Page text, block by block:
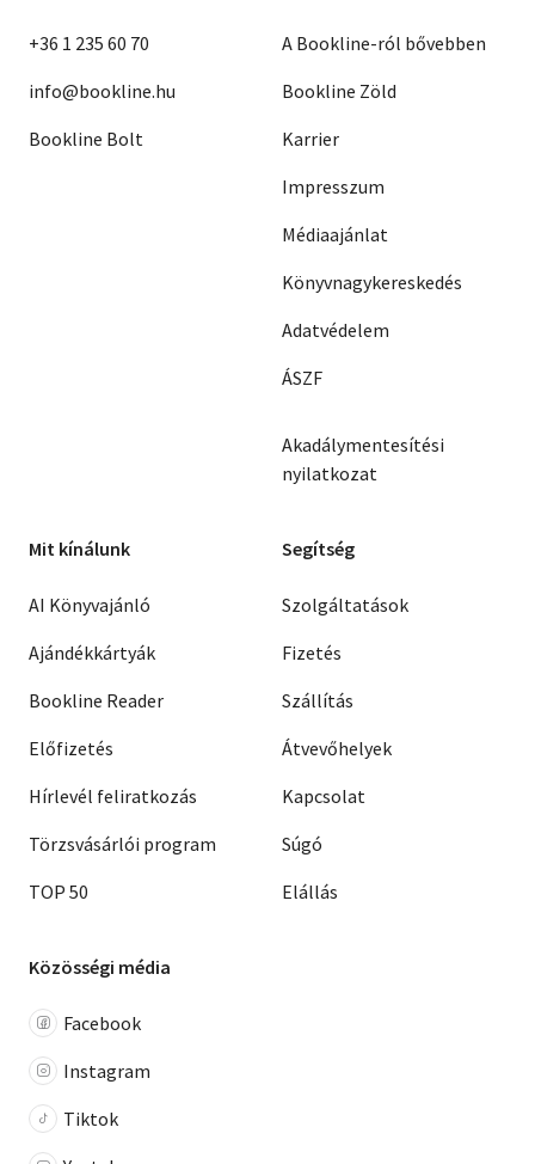
+36 1 235 60 70
info@bookline.hu
Bookline Bolt
A Bookline-ról bővebben
Bookline Zöld
Karrier
Impresszum
Médiaajánlat
Könyvnagykereskedés
Adatvédelem
ÁSZF
Akadálymentesítési
nyilatkozat
Mit kínálunk
AI Könyvajánló
Ajándékkártyák
Bookline Reader
Előfizetés
Hírlevél feliratkozás
Törzsvásárlói program
TOP 50
Segítség
Szolgáltatások
Fizetés
Szállítás
Átvevőhelyek
Kapcsolat
Súgó
Elállás
Közösségi média
Facebook
Instagram
Tiktok